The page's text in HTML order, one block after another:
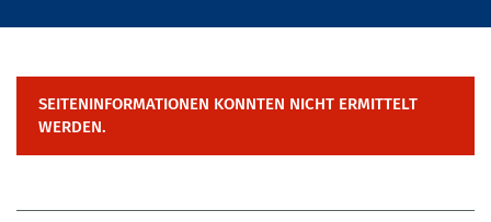
SEITENINFORMATIONEN KONNTEN NICHT ERMITTELT
WERDEN.